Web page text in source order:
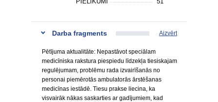
Darba fragments Aizvērt
Pētījuma aktualitāte: Nepastāvot speciālam
medicīniska rakstura piespiedu līdzekļa tiesiskajam
regulējumam, problēmu rada izvairīšanās no
personai piemērotās ambulatorās ārstēšanas
medicīnas iestādē. Tiesu prakse liecina, ka
visvairāk nākas saskarties ar gadījumiem, kad